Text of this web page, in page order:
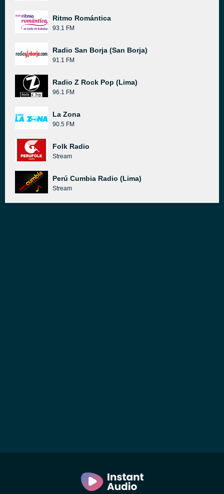
Ritmo Romántica
93.1 FM
Radio San Borja (San Borja)
91.1 FM
Radio Z Rock Pop (Lima)
96.1 FM
La Zona
90.5 FM
Folk Radio
Stream
Perú Cumbia Radio (Lima)
Stream